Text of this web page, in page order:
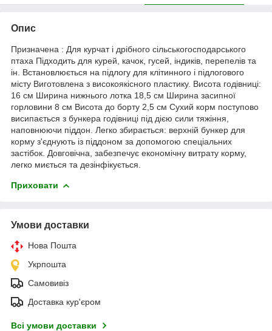
Опис
Призначена : Для курчат і дрібного сільськогосподарського
птаха Підходить для курей, качок, гусей, індиків, перепелів та
ін. Встановлюється на підлогу для клітинного і підлогового
місту Виготовлена з високоякісного пластику. Висота годівниці:
16 см Ширина нижнього лотка 18,5 см Ширина засипної
горловини 8 см Висота до борту 2,5 см Сухий корм поступово
висипається з бункера годівниці під дією сили тяжіння,
наповнюючи піддон. Легко збирається: верхній бункер для
корму з'єднують із піддоном за допомогою спеціальних
застібок. Довговічна, забезпечує економічну витрату корму,
легко миється та дезінфікується.
Приховати
Умови доставки
Нова Пошта
Укрпошта
Самовивіз
Доставка кур'єром
Всі умови доставки